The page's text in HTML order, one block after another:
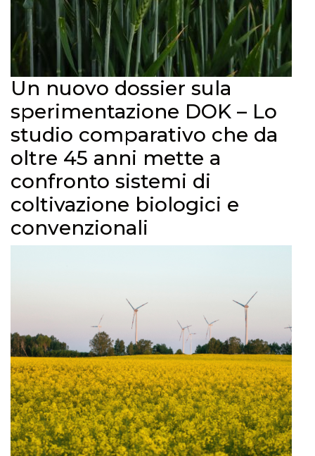
Un nuovo dossier sula
sperimentazione DOK – Lo
studio comparativo che da
oltre 45 anni mette a
confronto sistemi di
coltivazione biologici e
convenzionali